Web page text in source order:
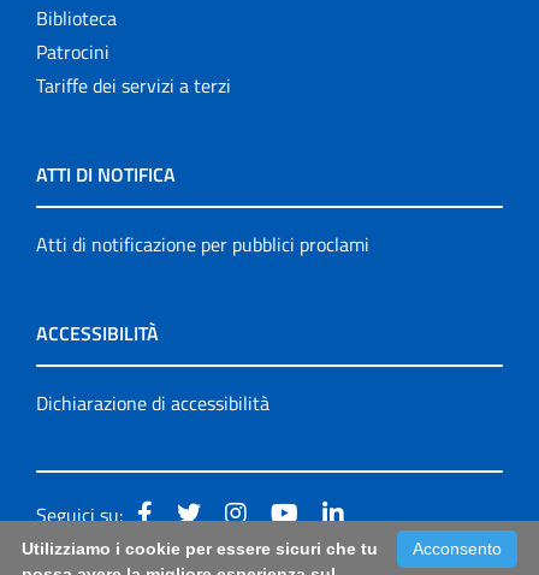
Biblioteca
Patrocini
Tariffe dei servizi a terzi
ATTI DI NOTIFICA
Atti di notificazione per pubblici proclami
ACCESSIBILITÀ
Dichiarazione di accessibilità
Seguici su:
Acconsento
Utilizziamo i cookie per essere sicuri che tu